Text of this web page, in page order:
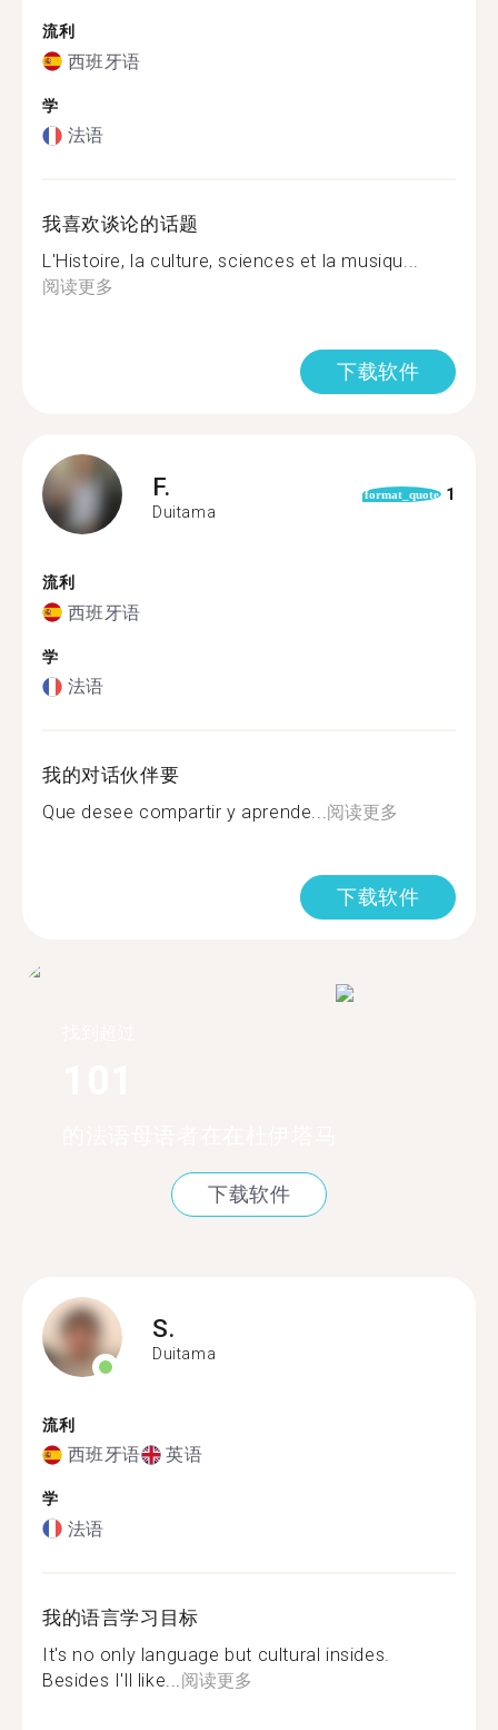
流利
西班牙语
学
法语
我喜欢谈论的话题
L'Histoire, la culture, sciences et la musiqu...
阅读更多
下载软件
F.
Duitama
format_quote 1
流利
西班牙语
学
法语
我的对话伙伴要
Que desee compartir y aprende...阅读更多
下载软件
下载软件
S.
Duitama
流利
西班牙语 英语
学
法语
我的语言学习目标
It's no only language but cultural insides.
Besides I'll like... 阅读更多